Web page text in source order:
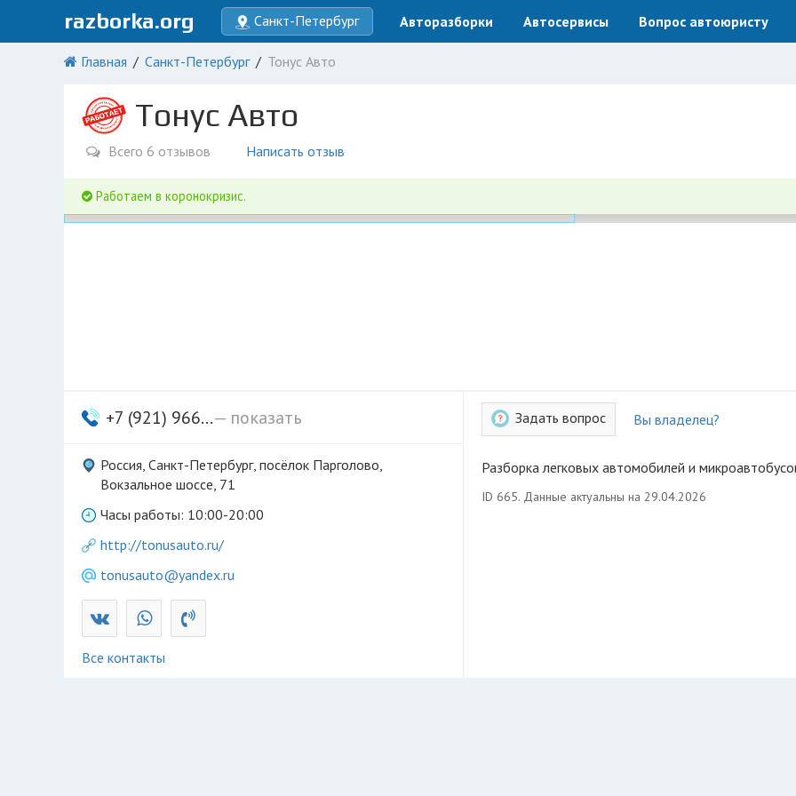
razborka.org Санкт-Петербург Авторазборки Автосервисы Вопрос автоюристу
Главная Санкт-Петербург Тонус Авто
Тонус Авто
Всего 6 отзывов Написать отзыв
Работаем в коронокризис.
+7 (921) 966...— показать
Россия, Санкт-Петербург, посёлок Парголово,
Вокзальное шоссе, 71
Часы работы: 10:00-20:00
http://tonusauto.ru/
tonusauto@yandex.ru
Все контакты
Задать вопрос Вы владелец?
Разборка легковых автомобилей и
ID 665. Данные актуальны на 29.04.2026